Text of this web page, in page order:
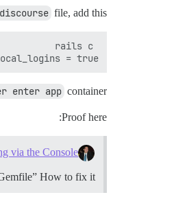
file, add this
= true
enter app container
Proof here:
via the Console
How to fix it?